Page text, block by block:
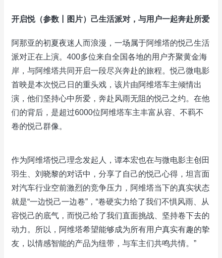
开启悦（参数丨图片）己生活派对，与用户一起奔赴所爱
阿那亚的初夏夜迷人而浪漫，一场属于阿维塔的悦己生活
派对正在上演。400多位来自全国各地的用户齐聚黄金海
岸，与阿维塔共同开启一段尽兴奔赴的旅程。悦己微电影
首映是本次悦己日的重头戏，该片由阿维塔车主倾情出
演，他们坚持心中所爱，奔赴风雨无阻的悦己之约。在他
们的背后，是超过6000位阿维塔车主丰富从容、不羁不
卷的悦己群像。
作为阿维塔悦己理念发起人，谭本宏也在与微电影主创田
羽生、刘晓黎的对话中，分享了自己的悦己心得，坦言面
对汽车行业空前激烈的竞争压力，阿维塔当下的真实状态
就是“一边悦己一边卷”，“卷硬实力给了我们不惧风雨、从
容悦己的底气，而悦己给了我们直面挑战、坚持卷下去的
动力。所以，阿维塔希望能够成为所有用户真实有趣的挚
友，以情感智能的产品为纽带，与车主们共鸣共情。”